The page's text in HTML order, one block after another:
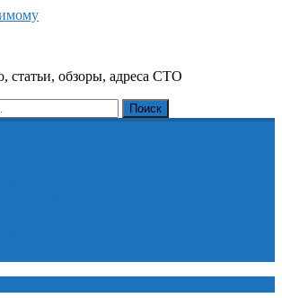
статьи, обзоры, адреса СТО
Поиск